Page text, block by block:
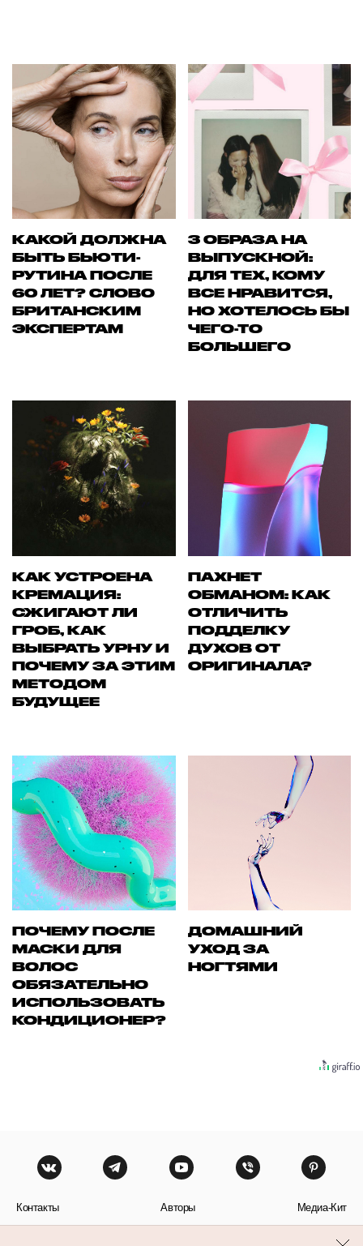
КАКОЙ ДОЛЖНА
БЫТЬ БЬЮТИ-
РУТИНА ПОСЛЕ
60 ЛЕТ? СЛОВО
БРИТАНСКИМ
ЭКСПЕРТАМ
3 ОБРАЗА НА
ВЫПУСКНОЙ:
ДЛЯ ТЕХ, КОМУ
ВСЕ НРАВИТСЯ,
НО ХОТЕЛОСЬ БЫ
ЧЕГО-ТО
БОЛЬШЕГО
КАК УСТРОЕНА
КРЕМАЦИЯ:
СЖИГАЮТ ЛИ
ГРОБ, КАК
ВЫБРАТЬ УРНУ И
ПОЧЕМУ ЗА ЭТИМ
МЕТОДОМ
БУДУЩЕЕ
ПАХНЕТ
ОБМАНОМ: КАК
ОТЛИЧИТЬ
ПОДДЕЛКУ
ДУХОВ ОТ
ОРИГИНАЛА?
ПОЧЕМУ ПОСЛЕ
МАСКИ ДЛЯ
ВОЛОС
ОБЯЗАТЕЛЬНО
ИСПОЛЬЗОВАТЬ
КОНДИЦИОНЕР?
ДОМАШНИЙ
УХОД ЗА
НОГТЯМИ
Контакты Авторы Медиа-Кит